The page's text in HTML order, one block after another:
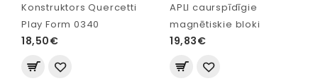
Konstruktors Quercetti
Play Form 0340
18,50€
APLI caurspīdīgie
magnētiskie bloki
19,83€